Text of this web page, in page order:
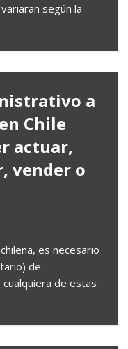
según la
a
Chile
actuar,
vender o
es necesario
de
de estas